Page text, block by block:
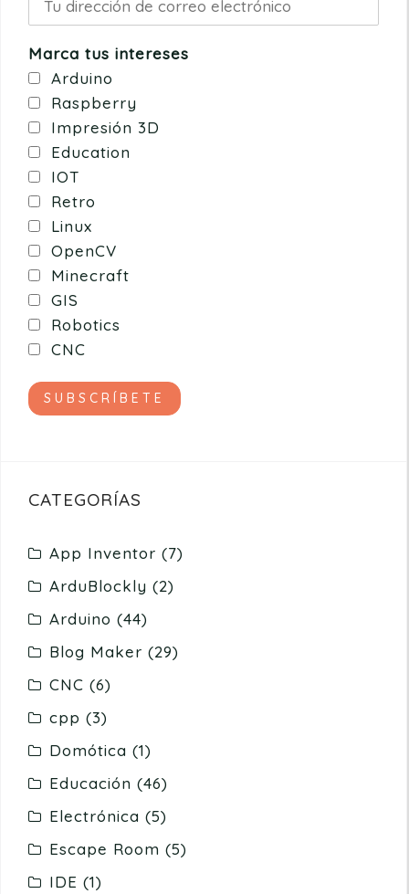
Marca tus intereses
Arduino
Raspberry
Impresión 3D
Education
IOT
Retro
Linux
OpenCV
Minecraft
GIS
Robotics
CNC
CATEGORÍAS
App Inventor (7)
ArduBlockly (2)
Arduino (44)
Blog Maker (29)
CNC (6)
cpp (3)
Domótica (1)
Educación (46)
Electrónica (5)
Escape Room (5)
IDE (1)